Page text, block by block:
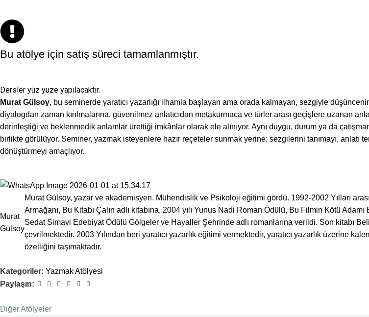
Bu atölye için satış süreci tamamlanmıştır.
Dersler yüz yüze yapılacaktır.
Murat Gülsoy, bu seminerde yaratıcı yazarlığı ilhamla başlayan ama orada kalmayan, sezgiyle
diyalogdan zaman kırılmalarına, güvenilmez anlatıcıdan metakurmaca ve türler arası geçişlere uzanan
derinleştiği ve beklenmedik anlamlar ürettiği imkânlar olarak ele alınıyor. Aynı duygu, durum ya da
birlikte görülüyor. Seminer, yazmak isteyenlere hazır reçeteler sunmak yerine; sezgilerini tanımayı,
dönüştürmeyi amaçlıyor.
Murat
Gülsoy
Murat Gülsoy, yazar ve akademisyen. Mühendislik ve Psikoloji eğitimi gördü. 1992-2002 Yılları
Armağanı, Bu Kitabı Çalın adlı kitabına, 2004 yılı Yunus Nadi Roman Ödülü, Bu Filmin Kötü
Sedat Simavi Edebiyat Ödülü Gölgeler ve Hayaller Şehrinde adlı romanlarına verildi. Son kitabı
çevrilmektedir. 2003 Yılından beri yaratıcı yazarlık eğitimi vermektedir, yaratıcı yazarlık üzerine
özelliğini taşımaktadır.
Kategoriler: Yazmak Atölyesi
Paylaşın:
Diğer Atölyeler